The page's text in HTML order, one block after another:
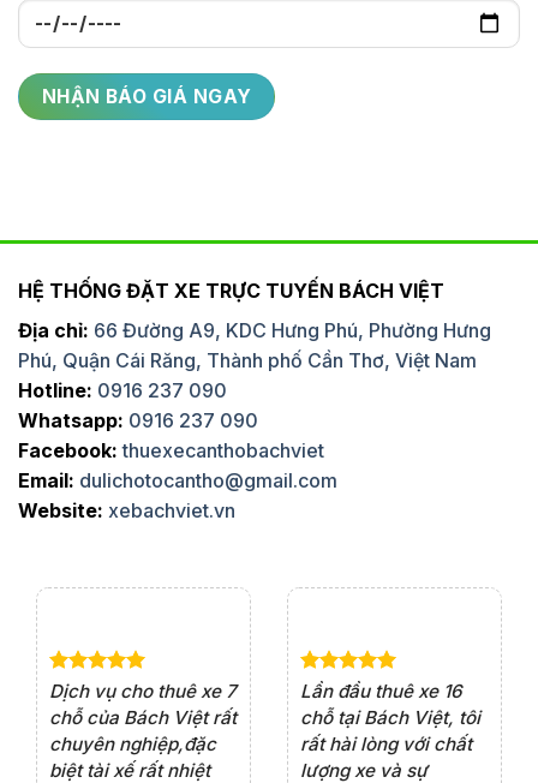
HỆ THỐNG ĐẶT XE TRỰC TUYẾN BÁCH VIỆT
Địa chỉ: 66 Đường A9, KDC Hưng Phú, Phường Hưng
Phú, Quận Cái Răng, Thành phố Cần Thơ, Việt Nam
Hotline: 0916 237 090
Whatsapp: 0916 237 090
Facebook: thuexecanthobachviet
Email: dulichotocantho@gmail.com
Website: xebachviet.vn
Dịch vụ cho thuê xe 7
chỗ của Bách Việt rất
chuyên nghiệp,đặc
biệt tài xế rất nhiệt
Lần đầu thuê xe 16
chỗ tại Bách Việt, tôi
rất hài lòng với chất
lượng xe và sự